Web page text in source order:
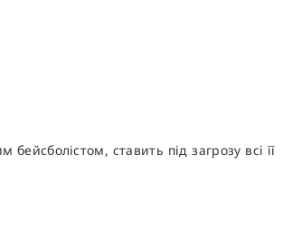
ставить під загрозу всі її